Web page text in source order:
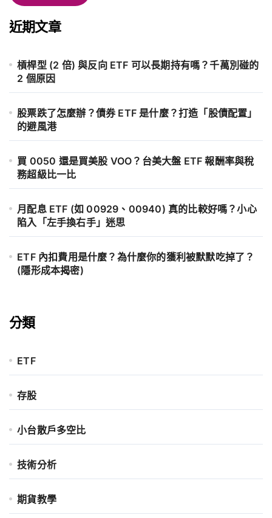
近期文章
槓桿型 (2 倍) 與反向 ETF 可以長期持有嗎？千萬別碰的
2 個原因
股票跌了怎麼辦？債券 ETF 是什麼？打造「股債配置」
的避風港
買 0050 還是買美股 VOO？台美大盤 ETF 報酬率與稅
務超級比一比
月配息 ETF (如 00929、00940) 真的比較好嗎？小心
陷入「左手換右手」迷思
ETF 內扣費用是什麼？為什麼你的獲利被默默吃掉了？
(隱形成本揭密)
分類
ETF
存股
小台散戶多空比
技術分析
期貨教學